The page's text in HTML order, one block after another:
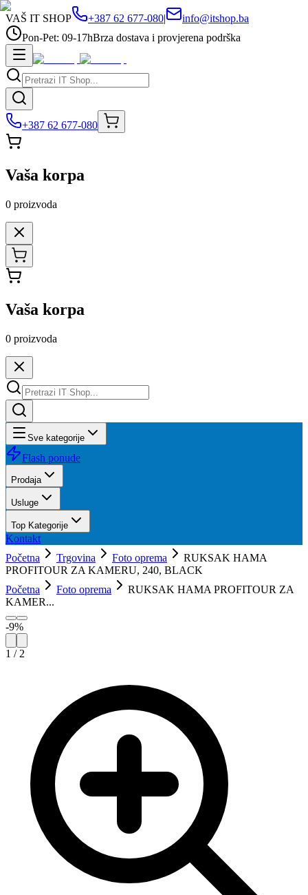
VAŠ IT SHOP +387 62 677-080|
info@itshop.ba
Pon-Pet: 09-17hBrza dostava i provjerena podrška
+387 62 677-080
Vaša korpa
0 proizvoda
Vaša korpa
0 proizvoda
Sve kategorije
Flash ponude
Prodaja
Usluge
Top Kategorije
Kontakt
Početna
Trgovina Foto oprema
RUKSAK HAMA
PROFITOUR ZA KAMERU, 240, BLACK
Početna
Foto oprema
RUKSAK HAMA PROFITOUR ZA
KAMER...
-9%
1 / 2